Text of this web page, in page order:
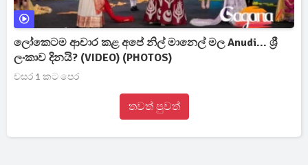
ලෝකෙටම ආචාර කළ අපේ නිල් මානෙල් මල Anudi... ශ්‍රී
ලංකාව දිනයි? (VIDEO) (PHOTOS)
වසර 1 කට පෙර
තවත් පුවත්